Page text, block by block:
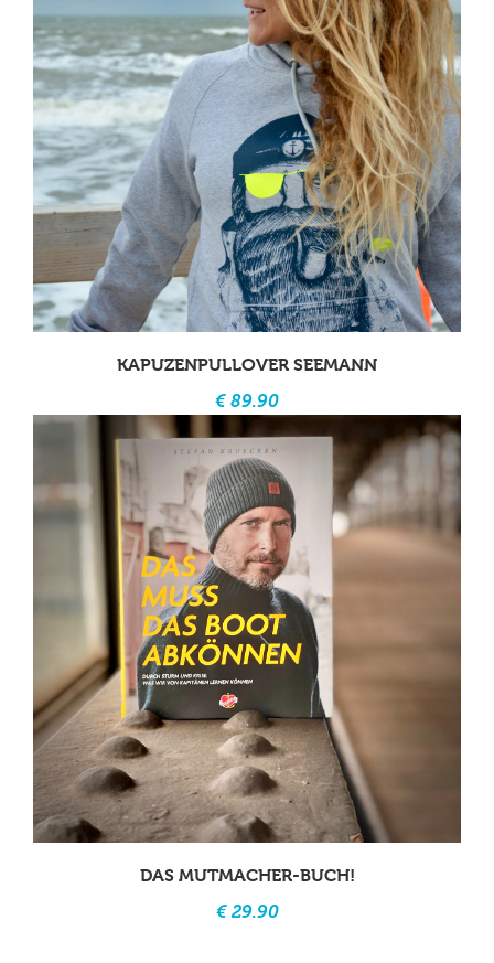
KAPUZENPULLOVER SEEMANN
€ 89.90
DAS MUTMACHER-BUCH!
€ 29.90